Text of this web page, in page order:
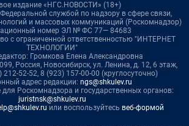
издание «НГС.НОВОСТИ» (18+)
службой по надзору в сфере связи,
и массовых коммуникаций (Роскомнадзор)
номер ЭЛ № ФС 77— 84683
с ограниченной ответственностью "ИНТЕРНЕТ
ТЕХНОЛОГИИ"
Громкова Елена Александровна
Россия, Новосибирск, ул. Ленина, д. 12, 6 этаж,
52-52, 8 (923) 157-00-00 (круглосуточно)
адрес редакции: ngs@shkulev.ru
Роскомнадзора и государственных органов:
juristnsk@shkulev.ru
или воспользуйтесь веб-формой